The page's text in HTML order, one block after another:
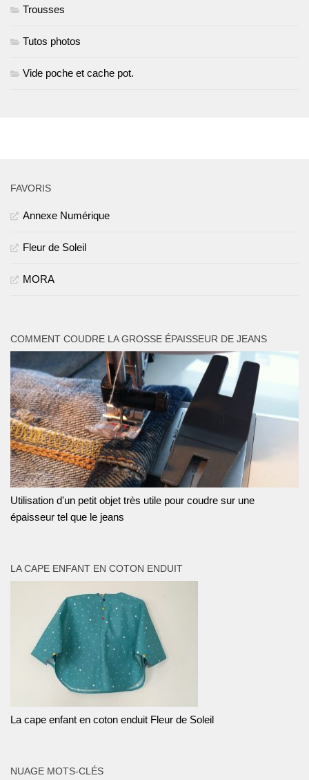
Trousses
Tutos photos
Vide poche et cache pot.
FAVORIS
Annexe Numérique
Fleur de Soleil
MORA
COMMENT COUDRE LA GROSSE ÉPAISSEUR DE JEANS
Utilisation d'un petit objet très utile pour coudre sur une
épaisseur tel que le jeans
LA CAPE ENFANT EN COTON ENDUIT
La cape enfant en coton enduit Fleur de Soleil
NUAGE MOTS-CLÉS